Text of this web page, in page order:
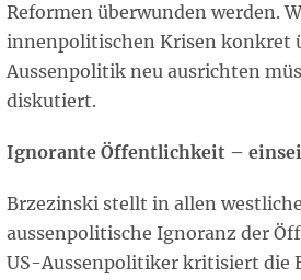
Reformen überwunden werden.
innenpolitischen Krisen konkret
Aussenpolitik neu ausrichten
diskutiert.
Ignorante Öffentlichkeit –
Brzezinski stellt in allen
aussenpolitische Ignoranz der
US-Aussenpolitiker kritisiert die